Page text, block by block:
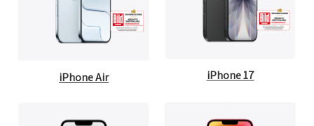
iPhone Air iPhone 17